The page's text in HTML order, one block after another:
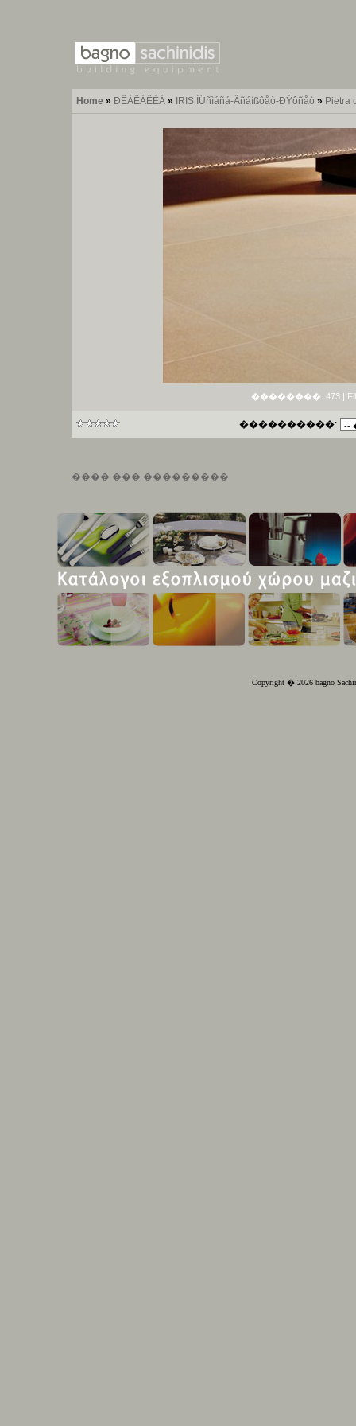
Home » ÐËÁÊÁÊÉÁ » IRIS ÌÜñìáñá-Ãñáíßôåò-ÐÝôñåò » Pietra
��������: 473 | File
����������:
���� ��� ���������
Copyright � 2026 bagno